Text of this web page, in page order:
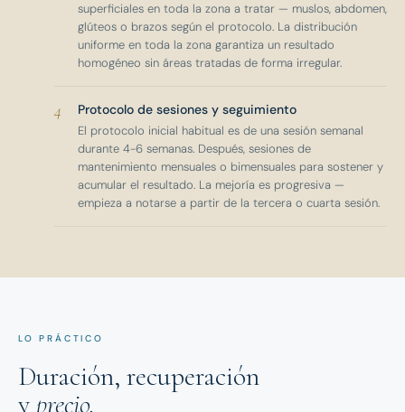
superficiales en toda la zona a tratar — muslos, abdomen,
glúteos o brazos según el protocolo. La distribución
uniforme en toda la zona garantiza un resultado
homogéneo sin áreas tratadas de forma irregular.
4 Protocolo de sesiones y seguimiento
El protocolo inicial habitual es de una sesión semanal
durante 4-6 semanas. Después, sesiones de
mantenimiento mensuales o bimensuales para sostener y
acumular el resultado. La mejoría es progresiva —
empieza a notarse a partir de la tercera o cuarta sesión.
LO PRÁCTICO
Duración, recuperación
y precio.